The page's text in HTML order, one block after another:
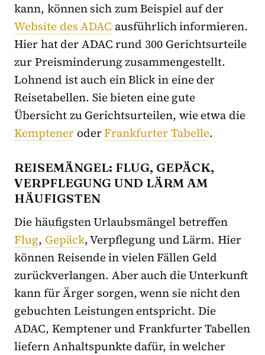
kann, können sich zum Beispiel auf der
Website des ADAC ausführlich informieren.
Hier hat der ADAC rund 300 Gerichtsurteile
zur Preisminderung zusammengestellt.
Lohnend ist auch ein Blick in eine der
Reisetabellen. Sie bieten eine gute
Übersicht zu Gerichtsurteilen, wie etwa die
Kemptener oderFrankfurter Tabelle.
REISEMÄNGEL: FLUG, GEPÄCK,
VERPFLEGUNG UND LÄRM AM
HÄUFIGSTEN
Die häufigsten Urlaubsmängel betreffen
Flug, Gepäck, Verpflegung und Lärm. Hier
können Reisende in vielen Fällen Geld
zurückverlangen. Aber auch die Unterkunft
kann für Ärger sorgen, wenn sie nicht den
gebuchten Leistungen entspricht. Die
ADAC, Kemptener und Frankfurter Tabellen
liefern Anhaltspunkte dafür, in welcher